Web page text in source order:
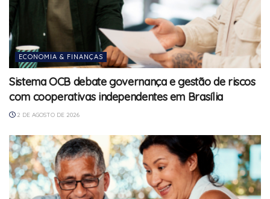
ECONOMIA & FINANÇAS
Sistema OCB debate governança e gestão de riscos
com cooperativas independentes em Brasília
2 DE AGOSTO DE 2026